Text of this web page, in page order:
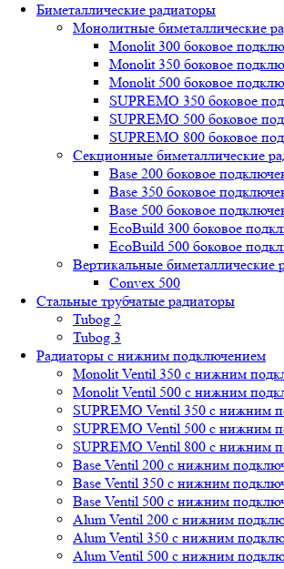
Биметаллические радиаторы
Монолитные биметаллические
Mоnоlit 300 боковое
Mоnоlit 350 боковое
Mоnоlit 500 боковое
SUРREMО 350 боковое
SUРREMО 500 боковое
SUРREMО 800 боковое
Секционные биметаллические
Base 200 боковое
Base 350 боковое
Base 500 боковое
EcoBuild 300 боковое
EcoBuild 500 боковое
Вертикальные биметаллические
Convex 500
Стальные трубчатые радиаторы
Tubog 2
Tubog 3
Радиаторы с нижним подключением
Monolit Ventil 350 с нижним
Monolit Ventil 500 с нижним
SUPREMO Ventil 350 с нижним
SUPREMO Ventil 500 с нижним
SUPREMO Ventil 800 с нижним
Base Ventil 200 с нижним
Base Ventil 350 с нижним
Base Ventil 500 с нижним
Alum Ventil 200 с нижним
Alum Ventil 350 с нижним
Alum Ventil 500 с нижним